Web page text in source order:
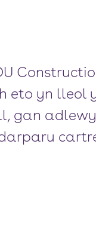
yn lleol
gan